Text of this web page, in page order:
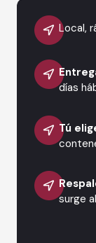
Local,
días
Tú
surge